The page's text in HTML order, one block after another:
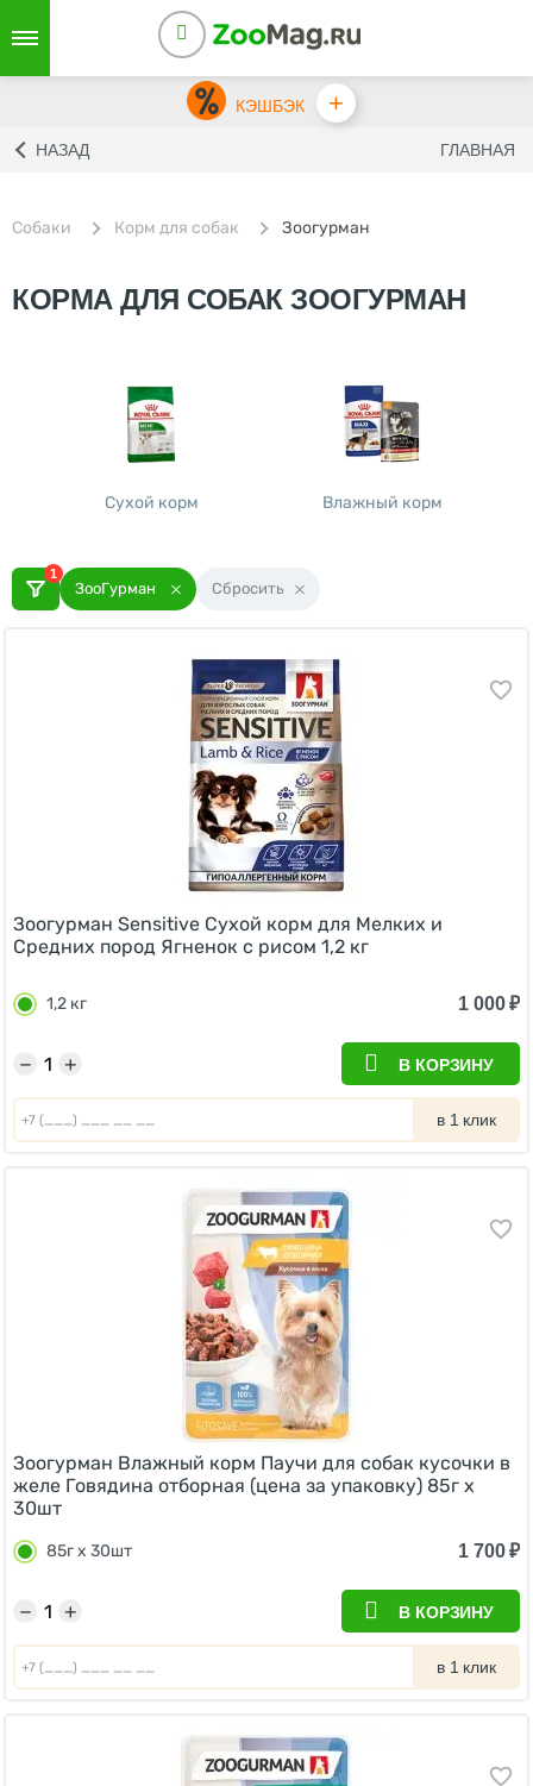
КЭШБЭК +
НАЗАД ГЛАВНАЯ
Собаки Корм для собак Зоогурман
КОРМА ДЛЯ СОБАК ЗООГУРМАН
Сухой корм Влажный корм
1
ЗооГурман Сбросить
Зоогурман Sensitive Сухой корм для Мелких и
Средних пород Ягненок с рисом 1,2 кг
1,2 кг 1 000₽
+
− В КОРЗИНУ
в 1 клик
Зоогурман Влажный корм Паучи для собак кусочки в
желе Говядина отборная (цена за упаковку) 85г х
30шт
85г х 30шт 1 700₽
+
− В КОРЗИНУ
в 1 клик